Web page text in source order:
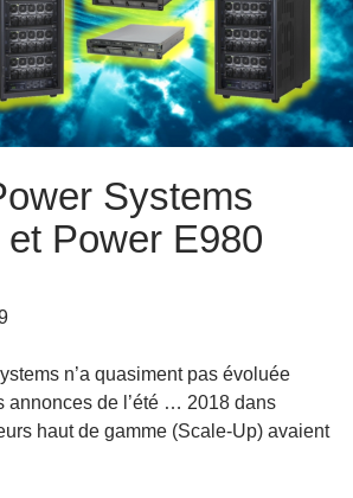
Systems
Power E980
n’a quasiment pas évoluée
annonces de l’été … 2018 dans
haut de gamme (Scale-Up) avaient